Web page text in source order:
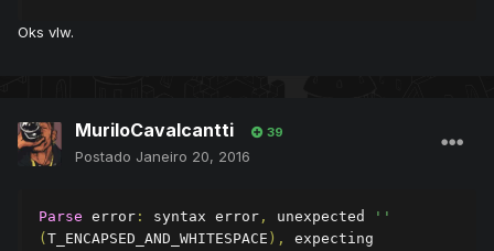
Oks vlw.
MuriloCavalcantti 39
Postado Janeiro 20, 2016
Parse error : syntax error , unexpected
''
( T_ENCAPSED_AND_WHITESPACE ),
expecting